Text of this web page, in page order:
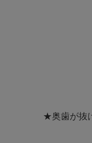
★奥歯が抜